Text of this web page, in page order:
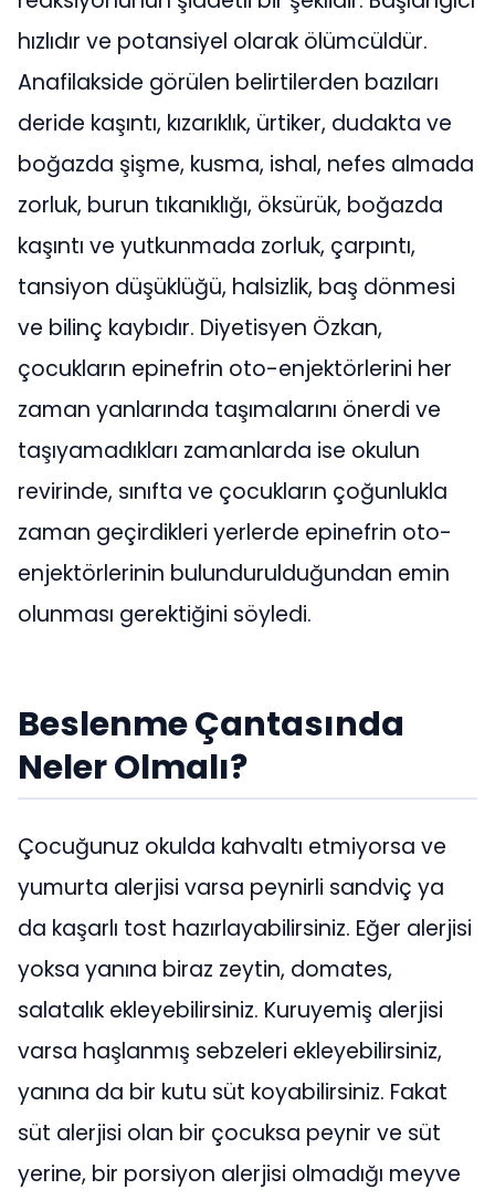
hızlıdır ve potansiyel olarak ölümcüldür.
Anafilakside görülen belirtilerden bazıları
deride kaşıntı, kızarıklık, ürtiker, dudakta ve
boğazda şişme, kusma, ishal, nefes almada
zorluk, burun tıkanıklığı, öksürük, boğazda
kaşıntı ve yutkunmada zorluk, çarpıntı,
tansiyon düşüklüğü, halsizlik, baş dönmesi
ve bilinç kaybıdır. Diyetisyen Özkan,
çocukların epinefrin oto-enjektörlerini her
zaman yanlarında taşımalarını önerdi ve
taşıyamadıkları zamanlarda ise okulun
revirinde, sınıfta ve çocukların çoğunlukla
zaman geçirdikleri yerlerde epinefrin oto-
enjektörlerinin bulundurulduğundan emin
olunması gerektiğini söyledi.
Beslenme Çantasında
Neler Olmalı?
Çocuğunuz okulda kahvaltı etmiyorsa ve
yumurta alerjisi varsa peynirli sandviç ya
da kaşarlı tost hazırlayabilirsiniz. Eğer alerjisi
yoksa yanına biraz zeytin, domates,
salatalık ekleyebilirsiniz. Kuruyemiş alerjisi
varsa haşlanmış sebzeleri ekleyebilirsiniz,
yanına da bir kutu süt koyabilirsiniz. Fakat
süt alerjisi olan bir çocuksa peynir ve süt
yerine, bir porsiyon alerjisi olmadığı meyve